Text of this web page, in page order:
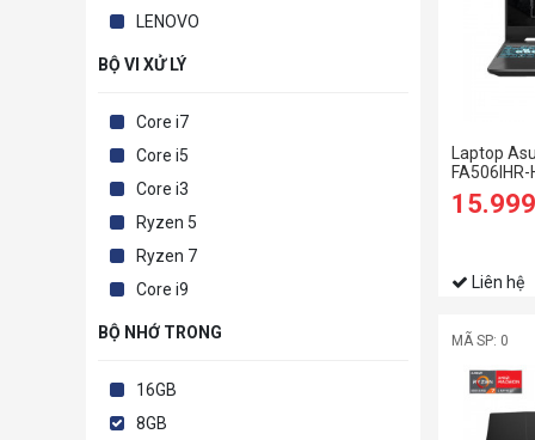
LENOVO
BỘ VI XỬ LÝ
Core i7
Core i5
Core i3
Ryzen 5
Ryzen 7
Core i9
BỘ NHỚ TRONG
16GB
8GB
Laptop
4600H/
SSD/15.6
Liên hệ
MÃ SP: 0